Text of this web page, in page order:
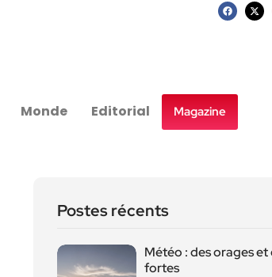
Monde Editorial Magazine
Postes récents
Météo : des orages et
fortes